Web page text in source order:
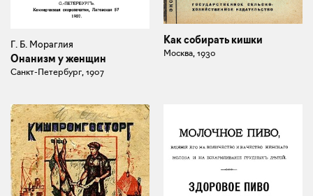
Г. Б. Мораглия
Онанизм у женщин
Санкт-Петербург, 1907
Как собирать кишки
Москва, 1930